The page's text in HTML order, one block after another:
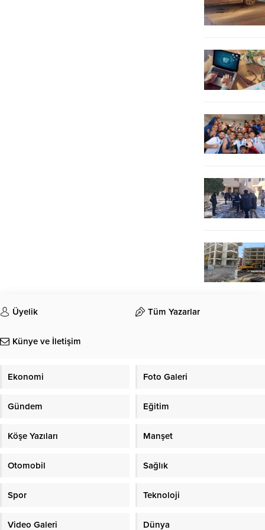
Üyelik Tüm Yazarlar
Künye ve İletişim
Ekonomi Foto Galeri
Gündem Eğitim
Köşe Yazıları Manşet
Otomobil Sağlık
Spor Teknoloji
Video Galeri Dünya